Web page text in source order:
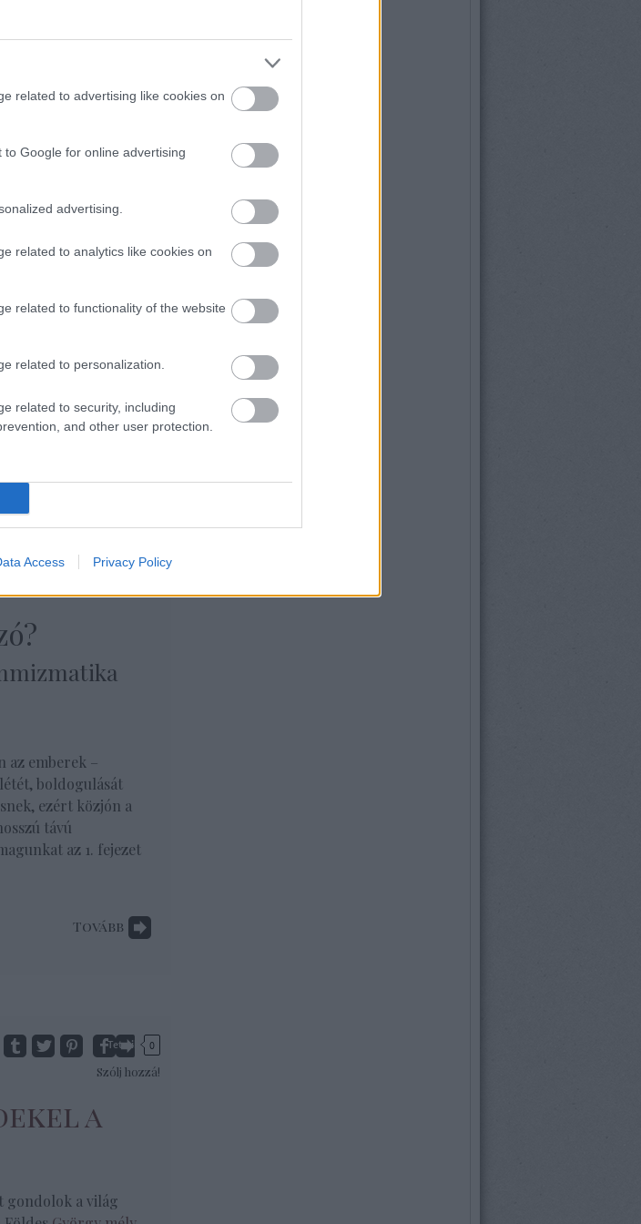
related to advertising like cookies on
Google for online advertising
advertising.
related to analytics like cookies on
related to functionality of the website
related to personalization.
related to security, including
and other user protection.
Access Privacy Policy
írásai (ÉS, nov.8.
hogy miért is
szervezetre – pl.
kommunikációs és
s főleg nem Föld
az emberek –
boldogulását
ezért közjón a
távú
az 1. fejezet
Tovább
Tetszik 0
Szólj hozzá!
a
gondolok a világ